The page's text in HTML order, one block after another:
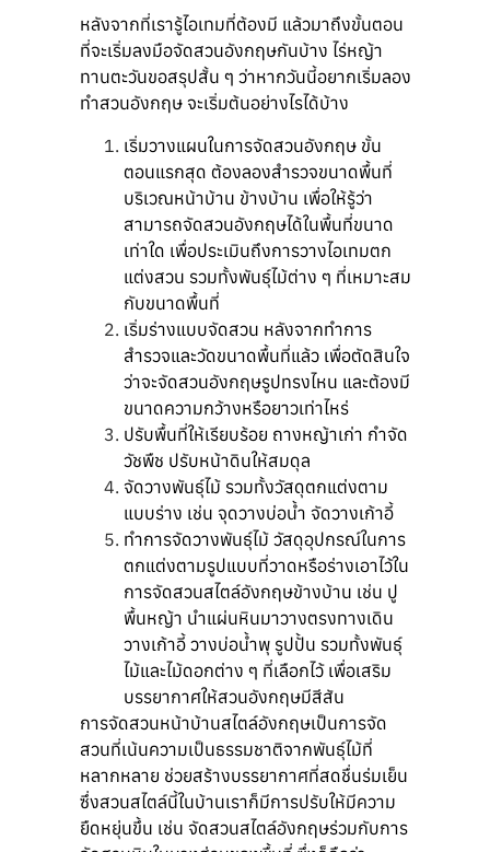
หลังจากที่เรารู้ไอเทมที่ต้องมี แล้วมาถึงขั้นตอน
ที่จะเริ่มลงมือจัดสวนอังกฤษกันบ้าง ไร่หญ้า
ทานตะวันขอสรุปสั้น ๆ ว่าหากวันนี้อยากเริ่มลอง
ทำสวนอังกฤษ จะเริ่มต้นอย่างไรได้บ้าง
เริ่มวางแผนในการจัดสวนอังกฤษ ขั้น
ตอนแรกสุด ต้องลองสำรวจขนาดพื้นที่
บริเวณหน้าบ้าน ข้างบ้าน เพื่อให้รู้ว่า
สามารถจัดสวนอังกฤษได้ในพื้นที่ขนาด
เท่าใด เพื่อประเมินถึงการวางไอเทมตก
แต่งสวน รวมทั้งพันธุ์ไม้ต่าง ๆ ที่เหมาะสม
กับขนาดพื้นที่
เริ่มร่างแบบจัดสวน หลังจากทำการ
สำรวจและวัดขนาดพื้นที่แล้ว เพื่อตัดสินใจ
ว่าจะจัดสวนอังกฤษรูปทรงไหน และต้องมี
ขนาดความกว้างหรือยาวเท่าไหร่
ปรับพื้นที่ให้เรียบร้อย ถางหญ้าเก่า กำจัด
วัชพืช ปรับหน้าดินให้สมดุล
จัดวางพันธุ์ไม้ รวมทั้งวัสดุตกแต่งตาม
แบบร่าง เช่น จุดวางบ่อน้ำ จัดวางเก้าอี้
ทำการจัดวางพันธุ์ไม้ วัสดุอุปกรณ์ในการ
ตกแต่งตามรูปแบบที่วาดหรือร่างเอาไว้ใน
การจัดสวนสไตล์อังกฤษข้างบ้าน เช่น ปู
พื้นหญ้า นำแผ่นหินมาวางตรงทางเดิน
วางเก้าอี้ วางบ่อน้ำพุ รูปปั้น รวมทั้งพันธุ์
ไม้และไม้ดอกต่าง ๆ ที่เลือกไว้ เพื่อเสริม
บรรยากาศให้สวนอังกฤษมีสีสัน
การจัดสวนหน้าบ้านสไตล์อังกฤษเป็นการจัด
สวนที่เน้นความเป็นธรรมชาติจากพันธ์ุไม้ที่
หลากหลาย ช่วยสร้างบรรยากาศที่สดชื่นร่มเย็น
ซึ่งสวนสไตล์นี้ในบ้านเราก็มีการปรับให้มีความ
ยืดหยุ่นขึ้น เช่น จัดสวนสไตล์อังกฤษร่วมกับการ